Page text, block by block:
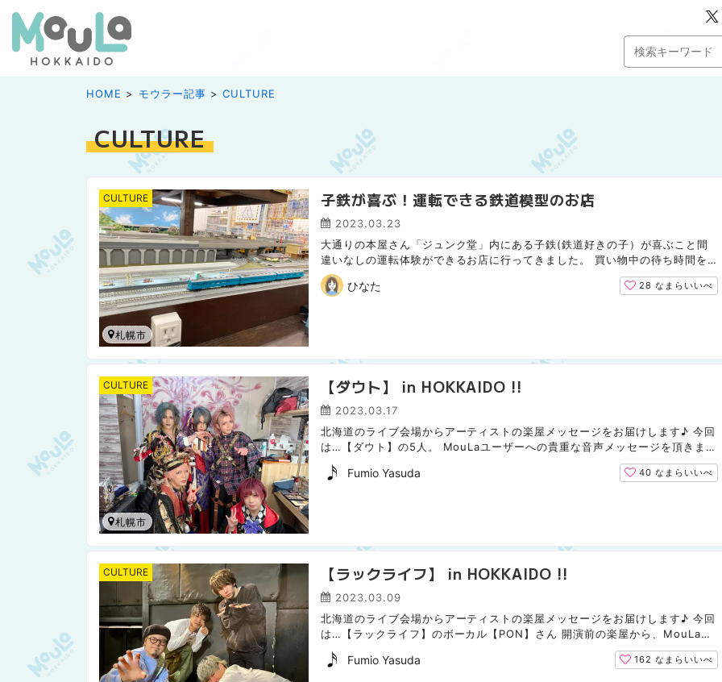
HOME モウラー記事 CULTURE
CULTURE
子鉄が喜ぶ！運転できる鉄道模型のお店
2023.03.23
大通りの本屋さん「ジュンク堂」内にある子鉄(鉄道好きの子）が喜ぶこと間
違いなしの運転体験ができるお店に行ってきました。 買い物中の待ち時間を
楽しむ遊び場としてもおすすめです♪ 運転手気分？本格的な操縦...
ひなた 28なまらいいべ
CULTURE
札幌市
【ダウト】 in HOKKAIDO !!
2023.03.17
北海道のライブ会場からアーティストの楽屋メッセージをお届けします♪ 今回
は…【ダウト】の5人。 MouLaユーザーへの貴重な音声メッセージを頂きまし
た。 ↓↓ ↑↑ こちらをタップしてお聞き下さい。 ※ピアノBGM演奏...
Fumio Yasuda 40なまらいいべ
CULTURE
札幌市
【ラックライフ】 in HOKKAIDO !!
2023.03.09
北海道のライブ会場からアーティストの楽屋メッセージをお届けします♪ 今回
は…【ラックライフ】のボーカル【PON】さん 開演前の楽屋から、MouLaユ
ーザーへの貴重な音声メッセージを頂きました。 ↓↓ ↑↑ こちらを...
Fumio Yasuda 162なまらいいべ
CULTURE